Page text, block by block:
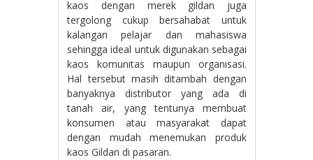
kaos dengan merek gildan juga
tergolong cukup bersahabat untuk
kalangan pelajar dan mahasiswa
sehingga ideal untuk digunakan sebagai
kaos komunitas maupun organisasi.
Hal tersebut masih ditambah dengan
banyaknya distributor yang ada di
tanah air, yang tentunya membuat
konsumen atau masyarakat dapat
dengan mudah menemukan produk
kaos Gildan di pasaran.